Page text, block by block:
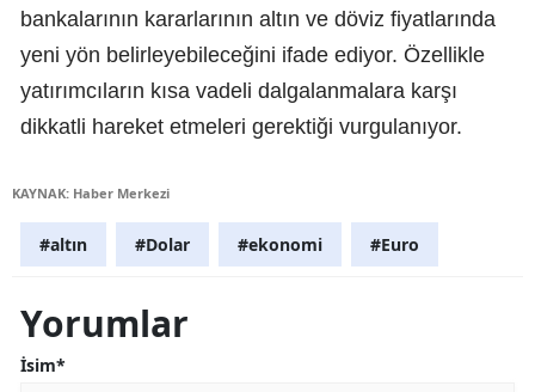
bankalarının kararlarının altın ve döviz fiyatlarında
yeni yön belirleyebileceğini ifade ediyor. Özellikle
yatırımcıların kısa vadeli dalgalanmalara karşı
dikkatli hareket etmeleri gerektiği vurgulanıyor.
KAYNAK: Haber Merkezi
#altın #Dolar #ekonomi #Euro
Yorumlar
İsim*